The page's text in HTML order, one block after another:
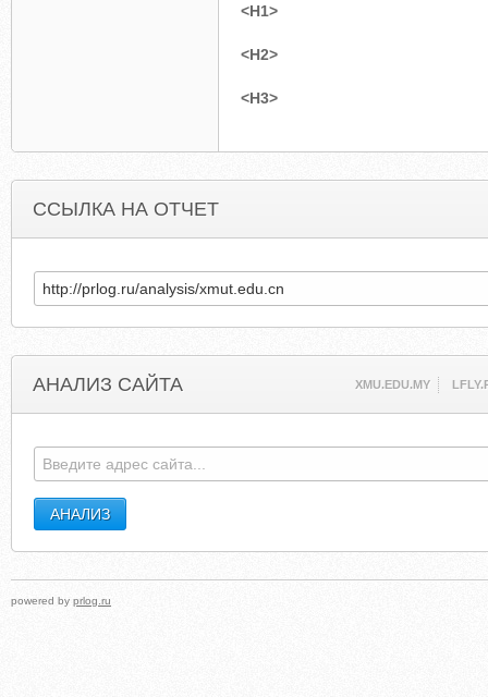
<H1>
<H2>
<H3>
ССЫЛКА НА ОТЧЕТ
АНАЛИЗ САЙТА XMU.EDU.MY
powered by prlog.ru